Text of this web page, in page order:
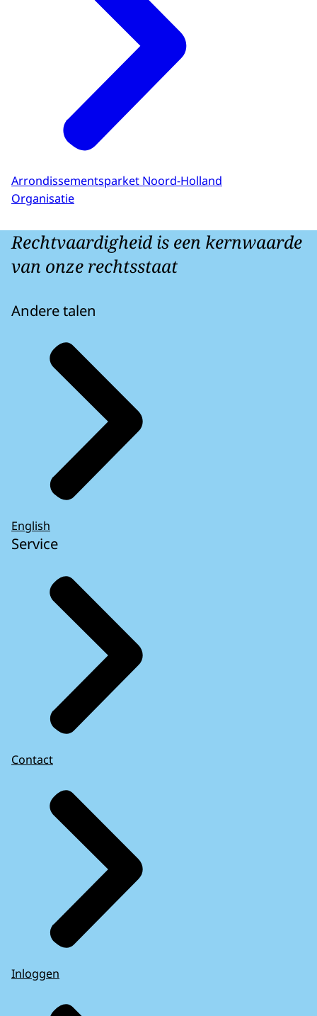
Arrondissementsparket Noord-Holland
Organisatie
Rechtvaardigheid is een kernwaarde
van onze rechtsstaat
Andere talen
English
Service
Contact
Inloggen